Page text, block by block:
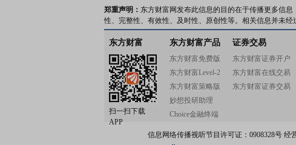
郑重声明： 东方财富网发布此信息的目的在于传播更多信
性、完整性、有效性、及时性、原创性等。相关信息并未
东方财富
扫一扫下载
APP
东方财富产品
东方财富免费版
东方财富Level-2
东方财富策略版
妙想投研助理
Choice金融终端
证券交易
东方财富证券开户
东方财富在线交易
东方财富证券交易
信息网络传播视听节目许可证：0908328号 经